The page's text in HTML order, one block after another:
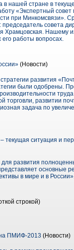
нашей стране в
«Экспертный
при Минкомсвязи».
совета
Храмцовская. Нашему
его работы вопросах.
(Новости)
развития
были одобрены.
развитии
задача по
текущая ситуация и
развития
основные
в мире и в
строкой)
на ПМИФ-2013 (Новости)